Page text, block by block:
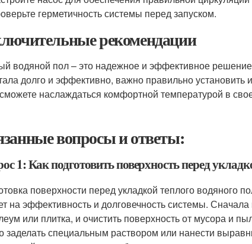
герметичность системы перед запуском.
рекомендации
водяной пол – это надежное и эффективное
долго и эффективно, важно правильно
наслаждаться комфортной температурой в
вопросы и ответы:
1: Как подготовить поверхность перед
поверхности перед укладкой теплого
на эффективность и долговечность системы.
или плитка, и очистить поверхность от мусора и
заделать специальным раствором или нанести